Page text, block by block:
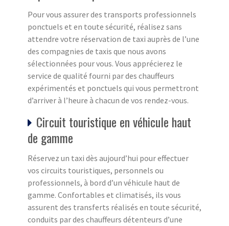
Pour vous assurer des transports professionnels
ponctuels et en toute sécurité, réalisez sans
attendre votre réservation de taxi auprès de l’une
des compagnies de taxis que nous avons
sélectionnées pour vous. Vous apprécierez le
service de qualité fourni par des chauffeurs
expérimentés et ponctuels qui vous permettront
d’arriver à l’heure à chacun de vos rendez-vous.
Circuit touristique en véhicule haut
de gamme
Réservez un taxi dès aujourd’hui pour effectuer
vos circuits touristiques, personnels ou
professionnels, à bord d’un véhicule haut de
gamme. Confortables et climatisés, ils vous
assurent des transferts réalisés en toute sécurité,
conduits par des chauffeurs détenteurs d’une